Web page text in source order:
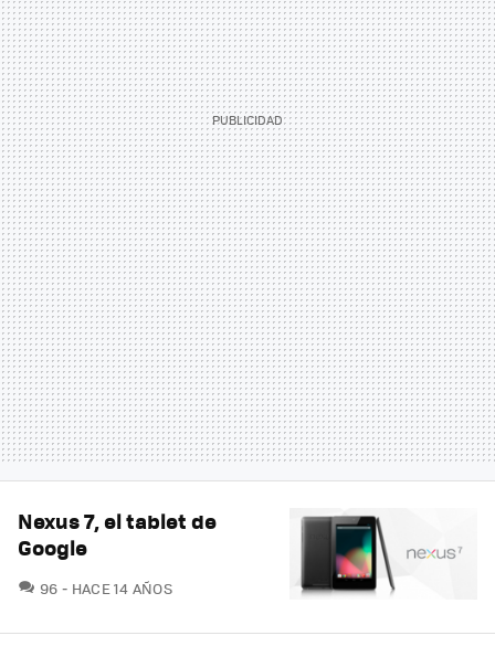
Nexus 7, el tablet de
Google
96 COMENTARIOS
HACE 14 AÑOS